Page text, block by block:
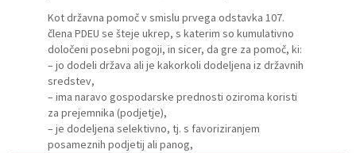
Kot državna pomoč v smislu prvega odstavka 107.
člena PDEU se šteje ukrep, s katerim so kumulativno
določeni posebni pogoji, in sicer, da gre za pomoč, ki:
– jo dodeli država ali je kakorkoli dodeljena iz državnih
sredstev,
– ima naravo gospodarske prednosti oziroma koristi
za prejemnika (podjetje),
– je dodeljena selektivno, tj. s favoriziranjem
posameznih podjetij ali panog,